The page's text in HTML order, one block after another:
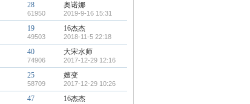
28
61950
奥诺娜
2019-9-16 15:31
19
49503
16杰杰
2018-11-5 22:18
40
74906
大宋水师
2017-12-29 12:16
25
58709
嬗变
2017-12-29 10:26
47 16杰杰